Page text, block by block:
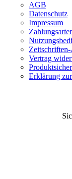
AGB
Datenschutz
Impressum
Vertrag
Erklärung